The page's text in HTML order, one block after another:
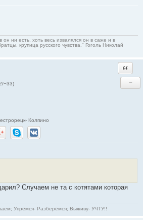
он ни есть, хоть весь извалялся он в саже и в
крупица русского чувства." Гоголь Николай
−33)
Колпино
Google+SkypeВКонтакте
−
Случаем не та с котятами которая
Упрёмся- Разберёмся; Выживу- УЧТУ!!